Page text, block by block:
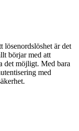
lösenordslöshet är det
börjar med att
det möjligt. Med bara
med